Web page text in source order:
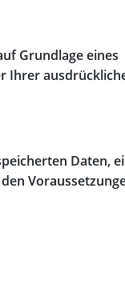
Grundlage eines
Ihrer
Daten,